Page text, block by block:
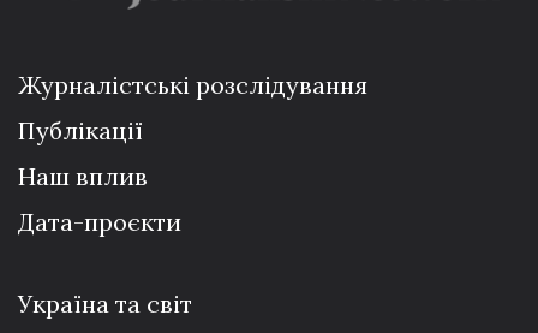
Журналістські розслідування
Публікації
Наш вплив
Дата-проєкти
Україна та світ